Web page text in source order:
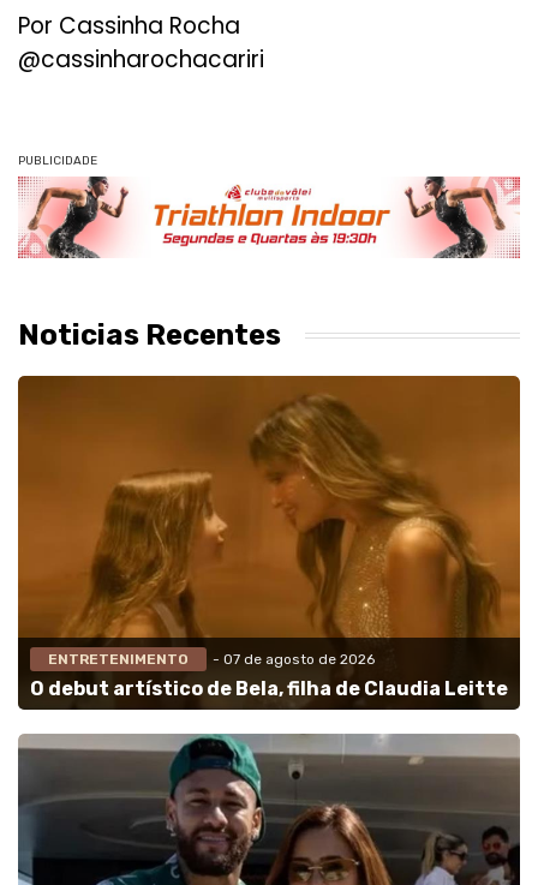
Por Cassinha Rocha
@cassinharochacariri
PUBLICIDADE
Noticias Recentes
ENTRETENIMENTO - 07 de agosto de 2026
O debut artístico de Bela, filha de Claudia Leitte